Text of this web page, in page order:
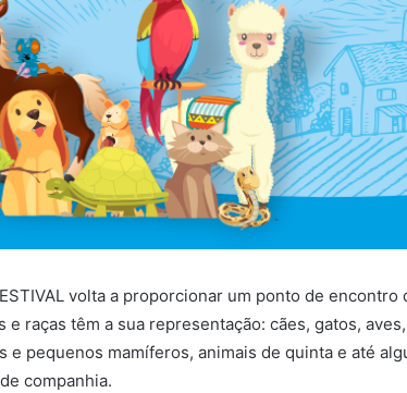
volta a proporcionar um ponto de
e raças têm a sua representação: cães, gatos,
e pequenos mamíferos, animais de quinta e até
companhia.